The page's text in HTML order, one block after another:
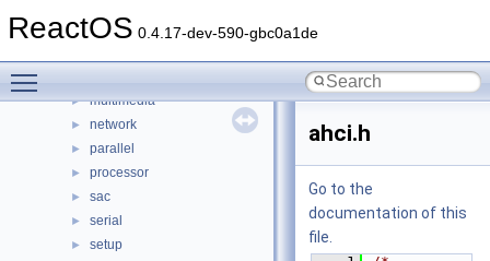
ReactOS 0.4.17-dev-590-gbc0a1de
► hid
► multimedia
► network
► parallel
► processor
► sac
► serial
► setup
ahci.h
Go to the
documentation of this
file.